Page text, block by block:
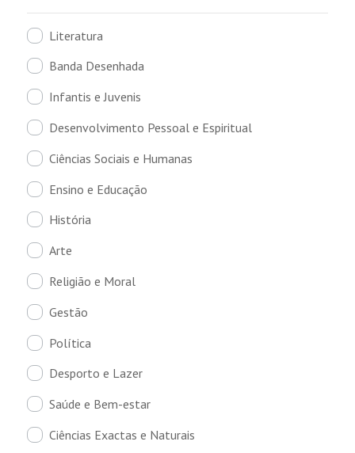
Literatura
Banda Desenhada
Infantis e Juvenis
Desenvolvimento Pessoal e Espiritual
Ciências Sociais e Humanas
Ensino e Educação
História
Arte
Religião e Moral
Gestão
Política
Desporto e Lazer
Saúde e Bem-estar
Ciências Exactas e Naturais